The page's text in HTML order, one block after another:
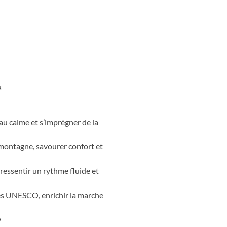
mouvante. Certaines étapes
et culture se répondent
portée par le rythme de
calme et s’imprégner de la
savourer confort et
un rythme fluide et
UNESCO, enrichir la marche